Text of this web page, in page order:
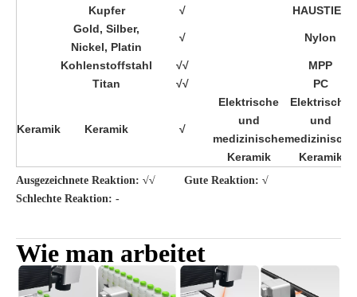
Kupfer √
HAUSTIER
Gold, Silber,
Nickel, Platin
√ Nylon
Kohlenstoffstahl √√
MPP
Titan
√√ PC
Keramik Keramik √
Elektrische
und
medizinische
Keramik
Elektrische
und
medizinische
Keramik
Ausgezeichnete Reaktion: √√ Gute Reaktion: √
Schlechte Reaktion: -
Wie man arbeitet